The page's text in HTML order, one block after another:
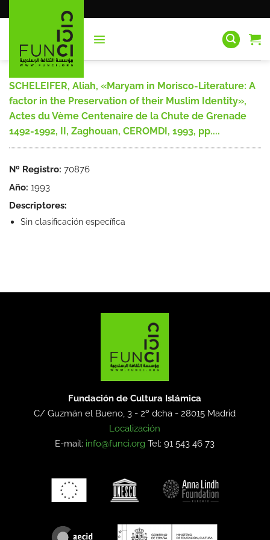
al
SCHELEIFER, Aliah, «Maryam in Morisco-Literature: A
factor in the Preservation of their Muslim Identity»,
Actes du Vème Centenaire de la Chute de Grenade
1492-1992, II, Zaghouan, CEROMDI, 1993, pp....
Nº Registro: 70876
Año: 1993
Descriptores:
Sin clasificación específica
Fundación de Cultura Islámica
C/ Guzmán el Bueno, 3 - 2º dcha -28015 Madrid
Localización
E-mail: info@funci.org Tel: 91 543 46 73